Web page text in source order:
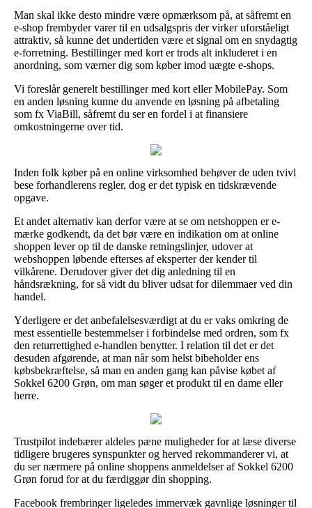
Man skal ikke desto mindre være opmærksom på, at såfremt en
e-shop frembyder varer til en udsalgspris der virker uforståeligt
attraktiv, så kunne det undertiden være et signal om en snydagtig
e-forretning. Bestillinger med kort er trods alt inkluderet i en
anordning, som værner dig som køber imod uægte e-shops.
Vi foreslår generelt bestillinger med kort eller MobilePay. Som
en anden løsning kunne du anvende en løsning på afbetaling
som fx ViaBill, såfremt du ser en fordel i at finansiere
omkostningerne over tid.
Inden folk køber på en online virksomhed behøver de uden tvivl
bese forhandlerens regler, dog er det typisk en tidskrævende
opgave.
Et andet alternativ kan derfor være at se om netshoppen er e-
mærke godkendt, da det bør være en indikation om at online
shoppen lever op til de danske retningslinjer, udover at
webshoppen løbende efterses af eksperter der kender til
vilkårene. Derudover giver det dig anledning til en
håndsrækning, for så vidt du bliver udsat for dilemmaer ved din
handel.
Yderligere er det anbefalelsesværdigt at du er vaks omkring de
mest essentielle bestemmelser i forbindelse med ordren, som fx
den returrettighed e-handlen benytter. I relation til det er det
desuden afgørende, at man når som helst bibeholder ens
købsbekræftelse, så man en anden gang kan påvise købet af
Sokkel 6200 Grøn, om man søger et produkt til en dame eller
herre.
Trustpilot indebærer aldeles pæne muligheder for at læse diverse
tidligere brugeres synspunkter og herved rekommanderer vi, at
du ser nærmere på online shoppens anmeldelser af Sokkel 6200
Grøn forud for at du færdiggør din shopping.
Facebook frembringer ligeledes immervæk gavnlige løsninger til